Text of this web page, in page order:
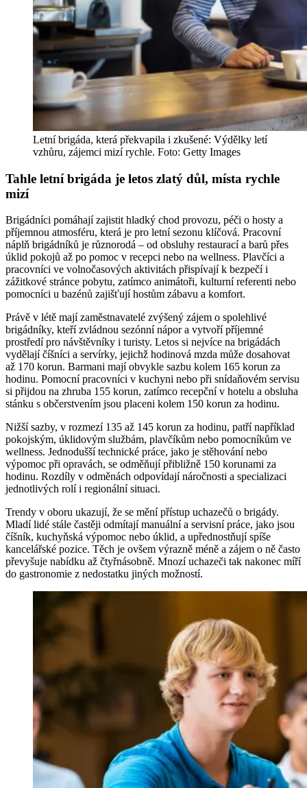
Letní brigáda, která překvapila i zkušené: Výdělky letí
vzhůru, zájemci mizí rychle. Foto: Getty Images
Tahle letní brigáda je letos zlatý důl, místa rychle
mizí
Brigádníci pomáhají zajistit hladký chod provozu, péči o hosty a
příjemnou atmosféru, která je pro letní sezonu klíčová. Pracovní
náplň brigádníků je různorodá – od obsluhy restaurací a barů přes
úklid pokojů až po pomoc v recepci nebo na wellness. Plavčíci a
pracovníci ve volnočasových aktivitách přispívají k bezpečí i
zážitkové stránce pobytu, zatímco animátoři, kulturní referenti nebo
pomocníci u bazénů zajišťují hostům zábavu a komfort.
Právě v létě mají zaměstnavatelé zvýšený zájem o spolehlivé
brigádníky, kteří zvládnou sezónní nápor a vytvoří příjemné
prostředí pro návštěvníky i turisty. Letos si nejvíce na brigádách
vydělají číšníci a servírky, jejichž hodinová mzda může dosahovat
až 170 korun. Barmani mají obvykle sazbu kolem 165 korun za
hodinu. Pomocní pracovníci v kuchyni nebo při snídaňovém servisu
si přijdou na zhruba 155 korun, zatímco recepční v hotelu a obsluha
stánku s občerstvením jsou placeni kolem 150 korun za hodinu.
Nižší sazby, v rozmezí 135 až 145 korun za hodinu, patří například
pokojským, úklidovým službám, plavčíkům nebo pomocníkům ve
wellness. Jednodušší technické práce, jako je stěhování nebo
výpomoc při opravách, se odměňují přibližně 150 korunami za
hodinu. Rozdíly v odměnách odpovídají náročnosti a specializaci
jednotlivých rolí i regionální situaci.
Trendy v oboru ukazují, že se mění přístup uchazečů o brigády.
Mladí lidé stále častěji odmítají manuální a servisní práce, jako jsou
číšník, kuchyňská výpomoc nebo úklid, a upřednostňují spíše
kancelářské pozice. Těch je ovšem výrazně méně a zájem o ně často
převyšuje nabídku až čtyřnásobně. Mnozí uchazeči tak nakonec míří
do gastronomie z nedostatku jiných možností.